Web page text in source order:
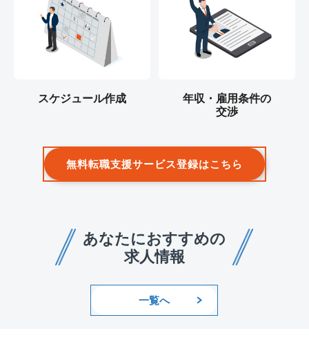
スケジュール作成
年収・雇用条件の
交渉
無料転職支援サービス登録はこちら
あなたにおすすめの
求人情報
一覧へ